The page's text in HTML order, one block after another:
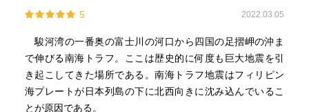
5 2022.03.05
駿河湾の一番奥の富士川の河口から四国の足摺岬の沖ま
で伸びる南海トラフ。ここは歴史的に何度も巨大地震を引
き起こしてきた場所である。南海トラフ地震はフィリピン
海プレートが日本列島の下に北西向きに沈み込んでいるこ
とが原因である。